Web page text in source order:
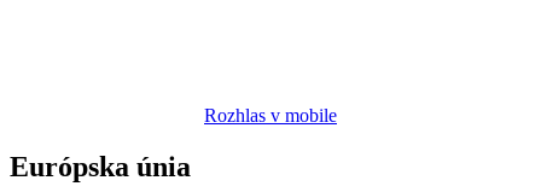
Rozhlas v mobile
Európska únia